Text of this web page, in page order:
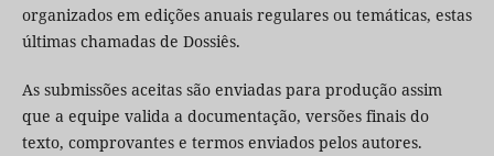
organizados em edições anuais regulares ou temáticas, estas
últimas chamadas de Dossiês.
As submissões aceitas são enviadas para produção assim
que a equipe valida a documentação, versões finais do
texto, comprovantes e termos enviados pelos autores.